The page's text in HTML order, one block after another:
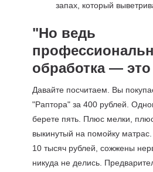
запах, который
"Но ведь
обработка —
Давайте посчитаем. Вы
"Раптора" за 400 рублей.
берете пять. Плюс мелки,
выкинутый на помойку
10 тысяч рублей, сожжены
никуда не делись.